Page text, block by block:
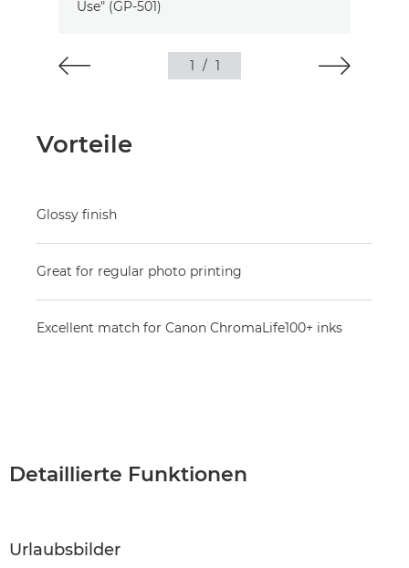
1 / 1
Vorteile
Glossy finish
Great for regular photo printing
Excellent match for Canon ChromaLife100+ inks
Detaillierte Funktionen
Urlaubsbilder